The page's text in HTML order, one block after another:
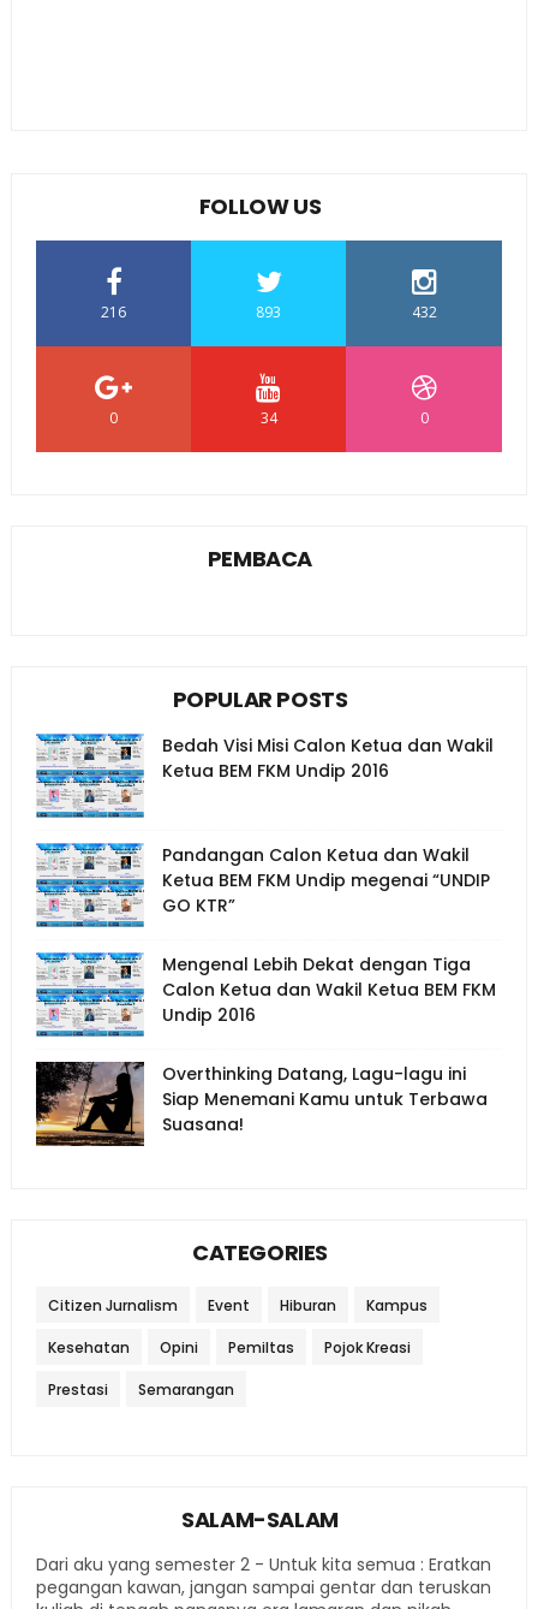
FOLLOW US
216 893 432
0 34 0
PEMBACA
POPULAR POSTS
Bedah Visi Misi Calon Ketua dan Wakil
Ketua BEM FKM Undip 2016
Pandangan Calon Ketua dan Wakil
Ketua BEM FKM Undip megenai “UNDIP
GO KTR”
Mengenal Lebih Dekat dengan Tiga
Calon Ketua dan Wakil Ketua BEM FKM
Undip 2016
Overthinking Datang, Lagu-lagu ini
Siap Menemani Kamu untuk Terbawa
Suasana!
CATEGORIES
Citizen Jurnalism Event Hiburan Kampus
Kesehatan Opini Pemiltas Pojok Kreasi
Prestasi Semarangan
SALAM-SALAM
Dari aku yang semester 2 - Untuk kita semua : Eratkan
pegangan kawan, jangan sampai gentar dan teruskan